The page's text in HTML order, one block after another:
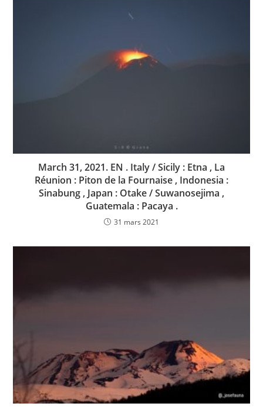
March 31, 2021. EN . Italy / Sicily : Etna , La
Réunion : Piton de la Fournaise , Indonesia :
Sinabung , Japan : Otake / Suwanosejima ,
Guatemala : Pacaya .
31 mars 2021